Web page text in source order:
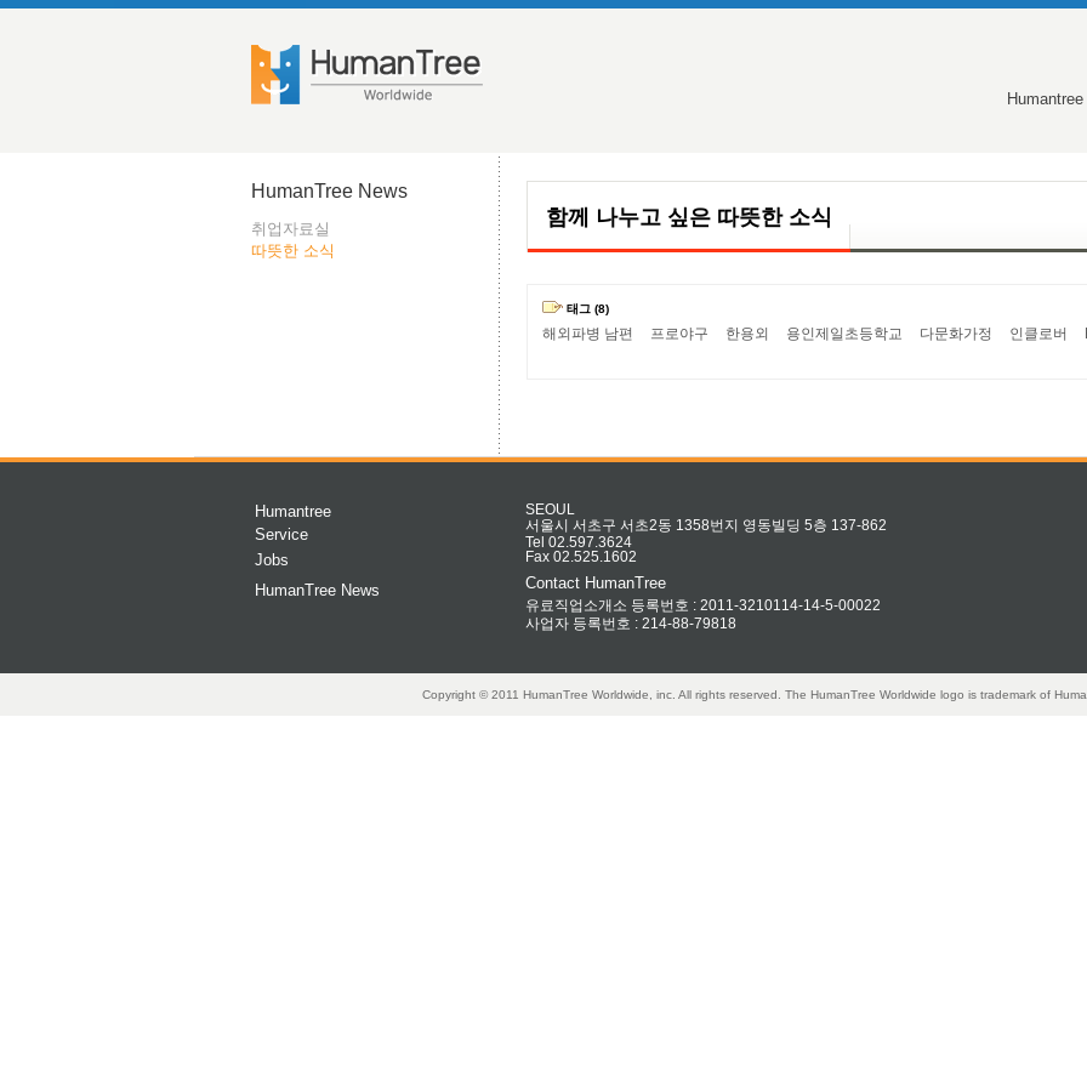
Humantree
HumanTree News
취업자료실
따뜻한 소식
함께 나누고 싶은 따뜻한 소식
태그 (8)
해외파병 남편 프로야구 한용외 용인제일초등학교 다문화가정 인클로버
Humantree
Service
Jobs
HumanTree News
SEOUL
서울시 서초구 서초2동 1358번지 영동빌딩 5층 137-862
Tel 02.597.3624
Fax 02.525.1602
Contact HumanTree
유료직업소개소 등록번호 : 2011-3210114-14-5-00022
사업자 등록번호 : 214-88-79818
Copyright © 2011 HumanTree Worldwide, inc. All rights reserved. The HumanTree Worldwide logo is trademark of